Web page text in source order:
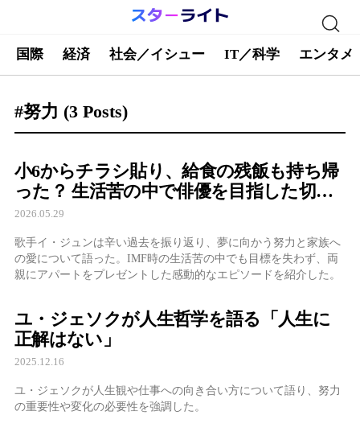
国際 経済 社会／イシュー IT／科学 エンタメ
#努力 (3 Posts)
小6からチラシ貼り、給食の残飯も持ち帰
った？ 生活苦の中で俳優を目指した切実
な理由を告白
2026.05.29
歌手イ・ジュンは辛い過去を振り返り、夢に向かう努力と家族へ
の愛について語った。IMF時の生活苦の中でも目標を失わず、両
親にアパートをプレゼントした感動的なエピソードを紹介した。
ユ・ジェソクが人生哲学を語る「人生に
正解はない」
2025.12.16
ユ・ジェソクが人生観や仕事への向き合い方について語り、努力
の重要性や変化の必要性を強調した。